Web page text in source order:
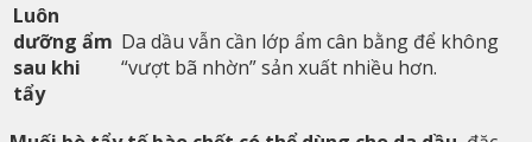
Luôn
dưỡng ẩm
sau khi
tẩy
Da dầu vẫn cần lớp ẩm cân bằng để không
“vượt bã nhờn” sản xuất nhiều hơn.